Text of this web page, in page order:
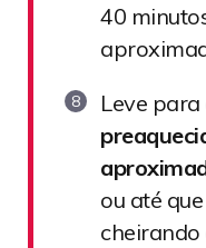
40
Leve
ou até
cheirando